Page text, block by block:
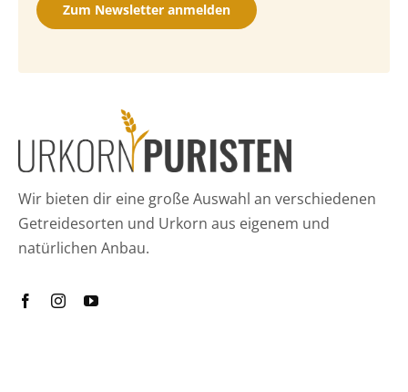
Zum Newsletter anmelden
Wir bieten dir eine große Auswahl an verschiedenen
Getreidesorten und Urkorn aus eigenem und
natürlichen Anbau.